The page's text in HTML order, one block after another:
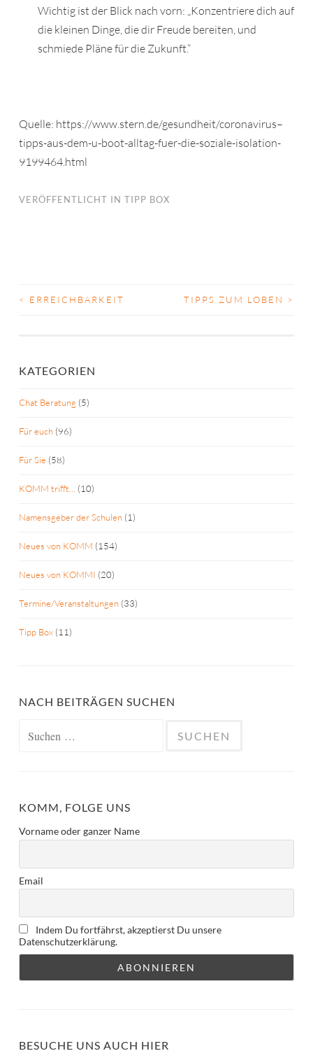
Wichtig ist der Blick nach vorn: „Konzentriere dich auf
die kleinen Dinge, die dir Freude bereiten, und
schmiede Pläne für die Zukunft.“
Quelle: https://www.stern.de/gesundheit/coronavirus–
tipps-aus-dem-u-boot-alltag-fuer-die-soziale-isolation-
9199464.html
VERÖFFENTLICHT IN TIPP BOX
BEITRAGS-
< ERREICHBARKEIT TIPPS ZUM LOBEN >
KATEGORIEN
Chat Beratung (5)
Für euch (96)
Für Sie (58)
KOMM trifft… (10)
Namensgeber der Schulen (1)
Neues von KOMM (154)
Neues von KOMMI (20)
Termine/Veranstaltungen (33)
Tipp Box (11)
NACH BEITRÄGEN SUCHEN
KOMM, FOLGE UNS
Vorname oder ganzer Name
Email
Indem Du fortfährst, akzeptierst Du unsere
Datenschutzerklärung.
BESUCHE UNS AUCH HIER